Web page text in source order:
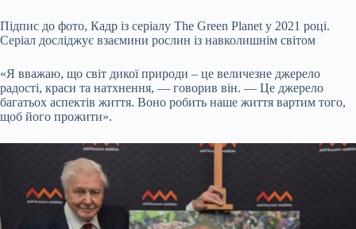
Підпис до фото, Кадр із серіалу The Green Planet у 2021 році.
Серіал досліджує взаємини рослин із навколишнім світом
«Я вважаю, що світ дикої природи – це величезне джерело
радості, краси та натхнення, — говорив він. — Це джерело
багатьох аспектів життя. Воно робить наше життя вартим того,
щоб його прожити».